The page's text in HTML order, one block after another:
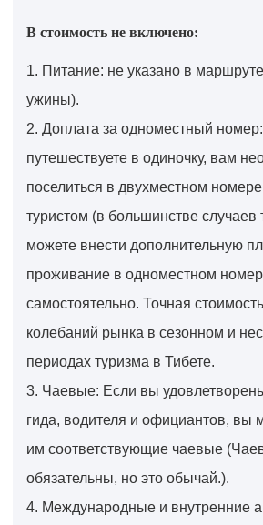
В стоимость не включено:
1. Питание: не указано в
ужины).
2. Доплата за одноместный
путешествуете в одиночку, вам
поселиться в двухместном
туристом (в большинстве
можете внести дополнительную
проживание в одноместном
самостоятельно. Точная
колебаний рынка в сезонном и
периодах туризма в Тибете.
3. Чаевые: Если вы
гида, водителя и официантов, вы
им соответствующие чаевые
обязательны, но это обычай.).
4. Международные и внутренние